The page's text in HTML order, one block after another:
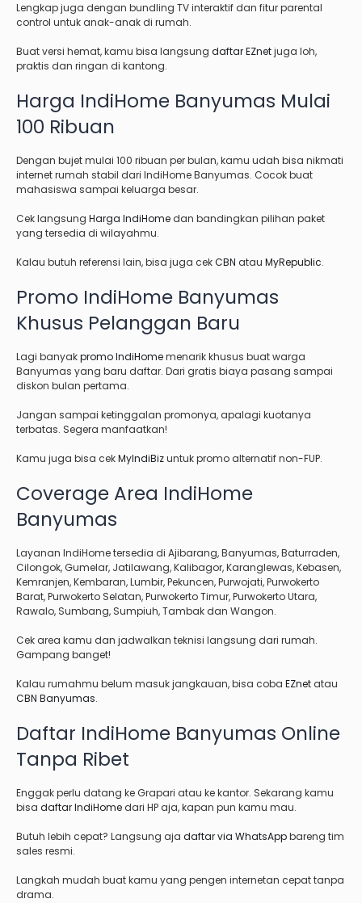
Lengkap juga dengan bundling TV interaktif dan fitur parental
control untuk anak-anak di rumah.
Buat versi hemat, kamu bisa langsung daftar EZnetjuga loh,
praktis dan ringan di kantong.
Harga IndiHome Banyumas Mulai
100 Ribuan
Dengan bujet mulai 100 ribuan per bulan, kamu udah bisa nikmati
internet rumah stabil dari IndiHome Banyumas. Cocok buat
mahasiswa sampai keluarga besar.
Cek langsung Harga IndiHomedan bandingkan pilihan paket
yang tersedia di wilayahmu.
Kalau butuh referensi lain, bisa juga cekCBN atau MyRepublic.
Promo IndiHome Banyumas
Khusus Pelanggan Baru
Lagi banyakpromo IndiHomemenarik khusus buat warga
Banyumas yang baru daftar. Dari gratis biaya pasang sampai
diskon bulan pertama.
Jangan sampai ketinggalan promonya, apalagi kuotanya
terbatas. Segera manfaatkan!
Kamu juga bisa cekMyIndiBizuntuk promo alternatif non-FUP.
Coverage Area IndiHome
Banyumas
Layanan IndiHome tersedia di Ajibarang, Banyumas, Baturraden,
Cilongok, Gumelar, Jatilawang, Kalibagor, Karanglewas, Kebasen,
Kemranjen, Kembaran, Lumbir, Pekuncen, Purwojati, Purwokerto
Barat, Purwokerto Selatan, Purwokerto Timur, Purwokerto Utara,
Rawalo, Sumbang, Sumpiuh, Tambak dan Wangon.
Cek area kamu dan jadwalkan teknisi langsung dari rumah.
Gampang banget!
Kalau rumahmu belum masuk jangkauan, bisa coba EZnetatau
CBN Banyumas.
Daftar IndiHome Banyumas Online
Tanpa Ribet
Enggak perlu datang ke Grapari atau ke kantor. Sekarang kamu
bisa daftar IndiHomedari HP aja, kapan pun kamu mau.
Butuh lebih cepat? Langsung aja daftar via WhatsAppbareng tim
sales resmi.
Langkah mudah buat kamu yang pengen internetan cepat tanpa
drama.